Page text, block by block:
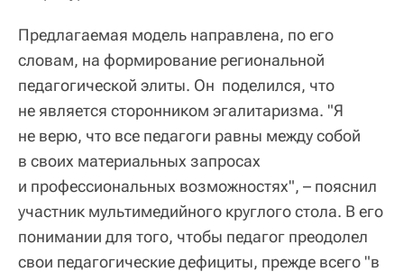
Предлагаемая модель направлена, по его
словам, на формирование региональной
педагогической элиты. Он поделился, что
не является сторонником эгалитаризма. "Я
не верю, что все педагоги равны между собой
в своих материальных запросах
и профессиональных возможностях", – пояснил
участник мультимедийного круглого стола. В его
понимании для того, чтобы педагог преодолел
свои педагогические дефициты, прежде всего "в